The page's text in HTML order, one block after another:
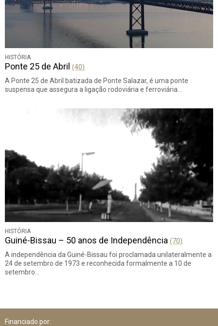
HISTÓRIA
Ponte 25 de Abril (40)
A Ponte 25 de Abril batizada de Ponte Salazar, é uma ponte
suspensa que assegura a ligação rodoviária e ferroviária…
HISTÓRIA
Guiné-Bissau – 50 anos de Independência (70)
A independência da Guiné-Bissau foi proclamada unilateralmente a
24 de setembro de 1973 e reconhecida formalmente a 10 de
setembro…
Financiado por: